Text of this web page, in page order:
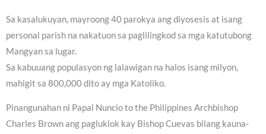
Sa kasalukuyan, mayroong 40 parokya ang diyosesis at isang
personal parish na nakatuon sa paglilingkod sa mga katutubong
Mangyan sa lugar.
Sa kabuuang populasyon ng lalawigan na halos isang milyon,
mahigit sa 800,000 dito ay mga Katoliko.
Pinangunahan ni Papal Nuncio to the Philippines Archbishop
Charles Brown ang pagluklok kay Bishop Cuevas bilang kauna-